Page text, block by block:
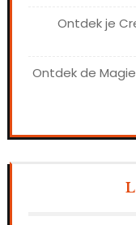
Ontdek je
Ontdek de